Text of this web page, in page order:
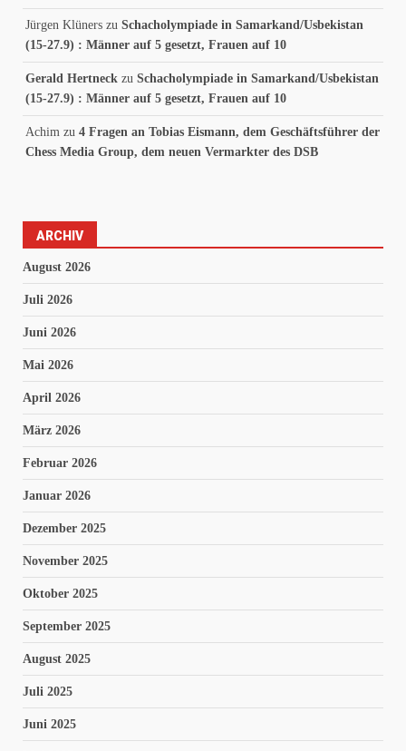
Jürgen Klüners zu Schacholympiade in Samarkand/Usbekistan
(15-27.9) : Männer auf 5 gesetzt, Frauen auf 10
Gerald Hertneck zu Schacholympiade in Samarkand/Usbekistan
(15-27.9) : Männer auf 5 gesetzt, Frauen auf 10
Achim zu 4 Fragen an Tobias Eismann, dem Geschäftsführer der
Chess Media Group, dem neuen Vermarkter des DSB
ARCHIV
August 2026
Juli 2026
Juni 2026
Mai 2026
April 2026
März 2026
Februar 2026
Januar 2026
Dezember 2025
November 2025
Oktober 2025
September 2025
August 2025
Juli 2025
Juni 2025